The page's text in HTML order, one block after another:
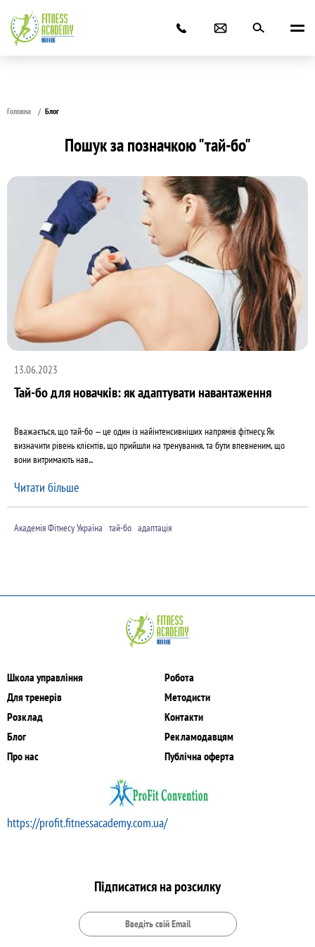
Головна Блог
Пошук за позначкою "тай-бо"
13.06.2023
Тай-бо для новачків: як адаптувати навантаження
Вважається, що тай-бо — це один із найінтенсивніших напрямів фітнесу. Як
визначити рівень клієнтів, що прийшли на тренування, та бути впевненим, що
вони витримають нав...
Читати більше
Академія Фітнесу Україна тай-бо адаптація
Школа управління
Для тренерів
Розклад
Блог
Про нас
Робота
Методисти
Контакти
Рекламодавцям
Публічна оферта
https://profit.fitnessacademy.com.ua/
Підписатися на розсилку